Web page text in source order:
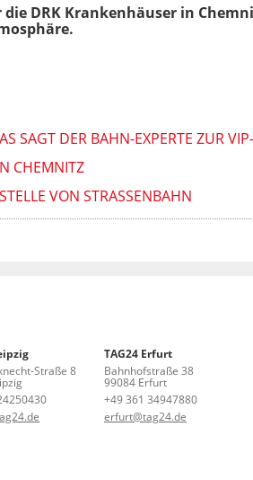
DRK Krankenhäuser in
SAGT DER BAHN-EXPERTE ZUR
CHEMNITZ
VON STRASSENBAHN
Straße 8
TAG24 Erfurt
Bahnhofstraße 38
99084 Erfurt
+49 361 34947880
erfurt@tag24.de